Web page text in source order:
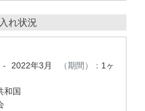
れ状況
- 2022年3月 （期間）： 1ヶ
和国